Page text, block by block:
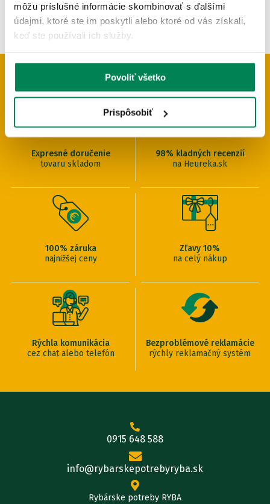
môžu príslušné informácie skombinovať s ďalšími
údajmi, ktoré ste im poskytli alebo ktoré od vás získali,
keď ste používali ich služby.
Povoliť všetko
Prispôsobiť
PREČO U NÁS NAKUPOVAŤ
Expresné doručenie
tovaru skladom
98% kladných recenzií
na Heureka.sk
100% záruka
najnižšej ceny
Zľavy 10%
na celý nákup
Rýchla komunikácia
cez chat alebo telefón
Bezproblémové reklamácie
rýchly reklamačný systém
0915 648 588
info@rybarskepotrebyryba.sk
Rybárske potreby RYBA